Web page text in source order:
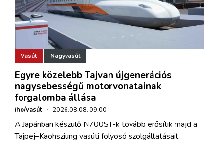
Vasút Nagyvasút
Egyre közelebb Tajvan újgenerációs
nagysebességű motorvonatainak
forgalomba állása
iho/vasút · 2026.08.08. 09:00
A Japánban készülő N700ST-k tovább erősítik majd a
Tajpej–Kaohsziung vasúti folyosó szolgáltatásait.